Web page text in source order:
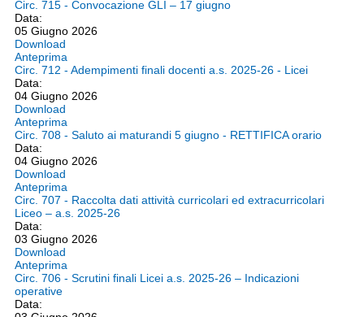
Circ. 715 - Convocazione GLI – 17 giugno
Data:
05 Giugno 2026
Download
Anteprima
Circ. 712 - Adempimenti finali docenti a.s. 2025-26 - Licei
Data:
04 Giugno 2026
Download
Anteprima
Circ. 708 - Saluto ai maturandi 5 giugno - RETTIFICA orario
Data:
04 Giugno 2026
Download
Anteprima
Circ. 707 - Raccolta dati attività curricolari ed extracurricolari
Liceo – a.s. 2025-26
Data:
03 Giugno 2026
Download
Anteprima
Circ. 706 - Scrutini finali Licei a.s. 2025-26 – Indicazioni
operative
Data: